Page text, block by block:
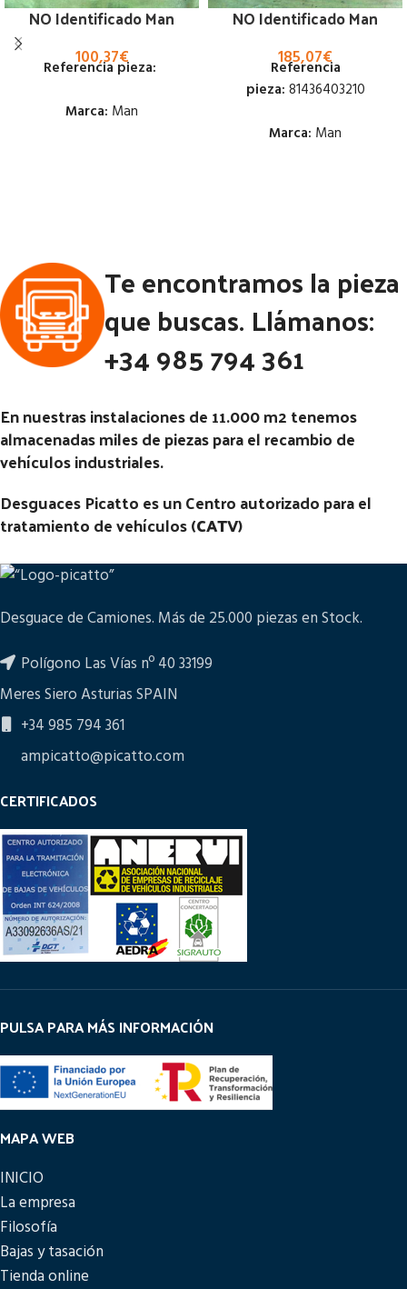
NO Identificado Man
100,37€
Referencia pieza:
Marca: Man
Código Pieza:52586
NO Identificado Man
185,07€
Referencia
pieza: 81436403210
Marca: Man
Código Pieza:52450
Te encontramos la pieza
que buscas. Llámanos:
+34 985 794 361
En nuestras instalaciones de 11.000 m2 tenemos
almacenadas miles de piezas para el recambio de
vehículos industriales.
Desguaces Picatto es un Centro autorizado para el
tratamiento de vehículos (CATV)
Desguace de Camiones. Más de 25.000 piezas en Stock.
Polígono Las Vías nº 40 33199
Meres Siero Asturias SPAIN
+34 985 794 361
ampicatto@picatto.com
CERTIFICADOS
PULSA PARA MÁS INFORMACIÓN
MAPA WEB
INICIO
La empresa
Filosofía
Bajas y tasación
Tienda online